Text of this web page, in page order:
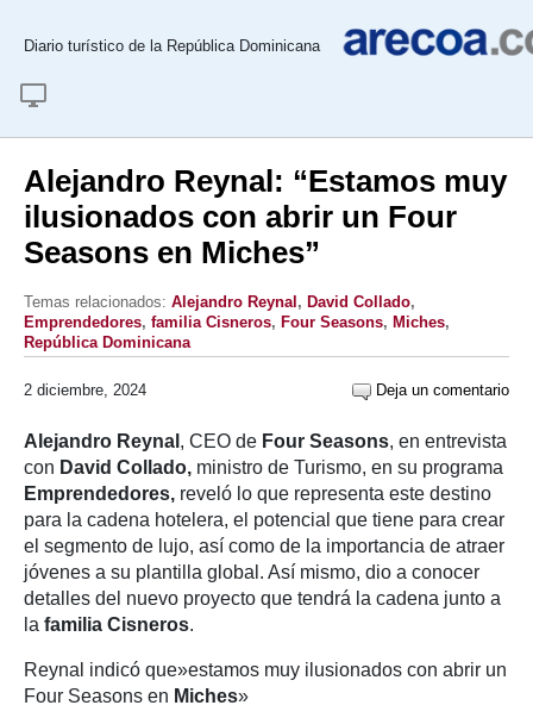
Diario turístico de la República Dominicana
Alejandro Reynal: “Estamos muy
ilusionados con abrir un Four
Seasons en Miches”
Temas relacionados: Alejandro Reynal , David Collado,
Emprendedores, familia Cisneros, Four Seasons, Miches,
República Dominicana
2 diciembre, 2024 Deja un comentario
Alejandro Reynal , CEO de Four Seasons, en entrevista
con David Collado, ministro de Turismo, en su programa
Emprendedores, reveló lo que representa este destino
para la cadena hotelera, el potencial que tiene para crear
el segmento de lujo, así como de la importancia de atraer
jóvenes a su plantilla global. Así mismo, dio a conocer
detalles del nuevo proyecto que tendrá la cadena junto a
la familia Cisneros.
Reynal indicó que»estamos muy ilusionados con abrir un
Four Seasons en Miches»